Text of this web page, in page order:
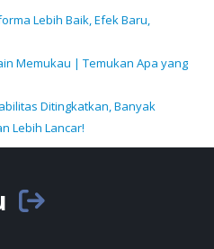
Lebih Baik, Efek Baru,
Memukau | Temukan Apa yang
Ditingkatkan, Banyak
Lebih Lancar!